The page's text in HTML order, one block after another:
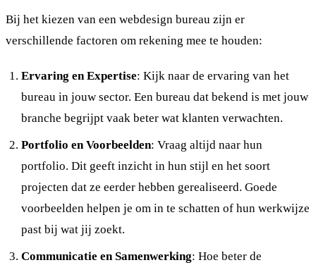
Bij het kiezen van een webdesign bureau zijn er
verschillende factoren om rekening mee te houden:
Ervaring en Expertise: Kijk naar de ervaring van het
bureau in jouw sector. Een bureau dat bekend is met jouw
branche begrijpt vaak beter wat klanten verwachten.
Portfolio en Voorbeelden: Vraag altijd naar hun
portfolio. Dit geeft inzicht in hun stijl en het soort
projecten dat ze eerder hebben gerealiseerd. Goede
voorbeelden helpen je om in te schatten of hun werkwijze
past bij wat jij zoekt.
Communicatie en Samenwerking: Hoe beter de